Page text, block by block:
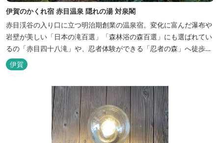
伊賀のかくれ宿 赤目温泉 隠れの湯 対泉閣
赤目渓谷の入り口に立つ明治期創業の温泉宿。変化に富んだ瀑布や
岩壁が美しい「日本の滝百選」「森林浴の森百選」にも選ばれてい
るの「赤目四十八滝」や、忍者体験ができる「忍者の森」へ徒歩５
分と観光にも好立地です。 地下１０００メートルから湧くアルカリ
性単純温泉はしっとり滑らかな肌触りで美肌効果も期待できます。
地元のスギ材を用いた大浴場は、泡風呂を備えた「上忍の湯」、打
たせ湯を備えた「くのいちの...
伊賀